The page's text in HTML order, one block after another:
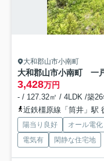
大和郡山市小南町
大和郡山市小南町 一
3,428万円
- / 127.32㎡ / 4LDK /築
近鉄橿原線「筒井」駅
陽当り良好 オール電化
電気有
閑静な住宅地